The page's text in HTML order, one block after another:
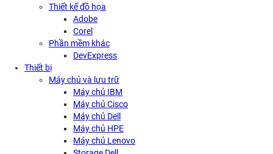
Thiết kế đồ họa
Adobe
Corel
Phần mềm khác
DevExpress
Thiết bị
Máy chủ và lưu trữ
Máy chủ IBM
Máy chủ Cisco
Máy chủ Dell
Máy chủ HPE
Máy chủ Lenovo